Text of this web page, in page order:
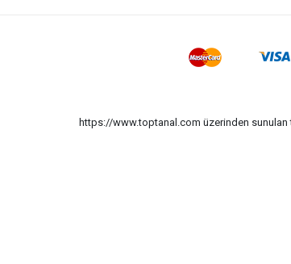
https://www.toptanal.com üzerinden sunulan